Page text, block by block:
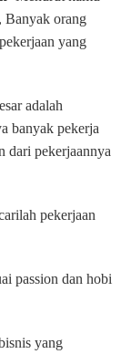
Banyak orang
yang
adalah
banyak pekerja
dari pekerjaannya
pekerjaan
passion dan hobi
yang